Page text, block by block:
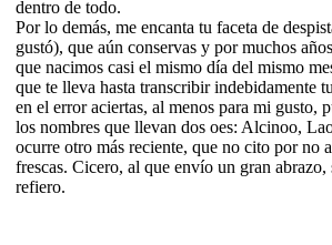
dentro de todo.
Por lo demás, me encanta tu faceta de
gustó), que aún conservas y por muchos
que nacimos casi el mismo día del mismo
que te lleva hasta transcribir indebidamente
en el error aciertas, al menos para mi gusto,
los nombres que llevan dos oes: Alcinoo,
ocurre otro más reciente, que no cito por no
frescas. Cicero, al que envío un gran abrazo,
refiero.